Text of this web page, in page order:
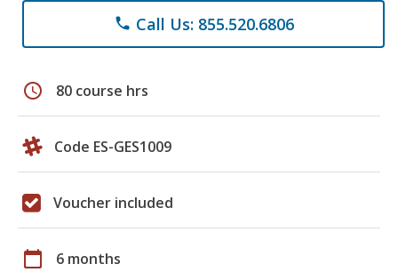
phone Call Us: 855.520.6806
schedule 80 course hrs
Code ES-GES1009
Voucher included
calendar_today 6 months